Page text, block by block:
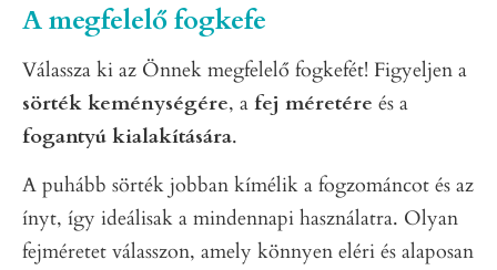
A megfelelő fogkefe
Válassza ki az Önnek megfelelő fogkefét! Figyeljen a
sörték keménységére, a fej méretére és a
fogantyú kialakítására.
A puhább sörték jobban kímélik a fogzománcot és az
ínyt, így ideálisak a mindennapi használatra. Olyan
fejméretet válasszon, amely könnyen eléri és alaposan